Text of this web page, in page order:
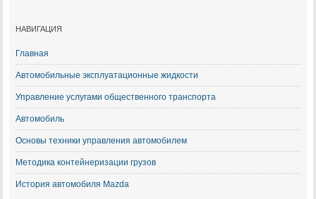
НАВИГАЦИЯ
Главная
Автомобильные эксплуатационные жидкости
Управление услугами общественного транспорта
Автомобиль
Основы техники управления автомобилем
Методика контейнеризации грузов
История автомобиля Mazda